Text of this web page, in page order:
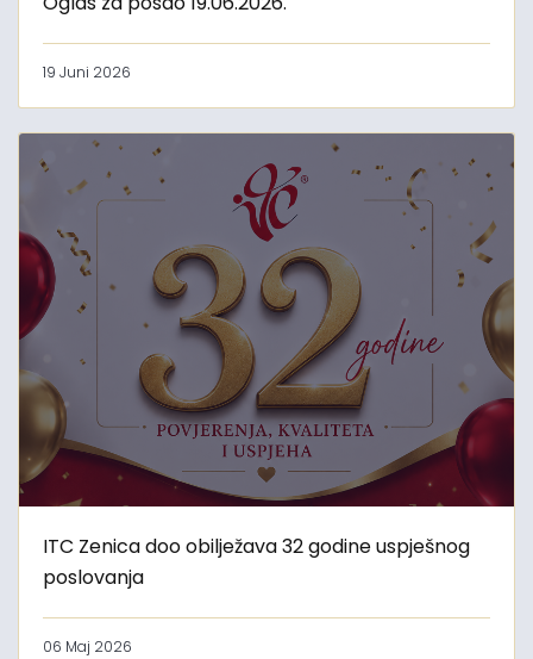
19 Juni 2026
ITC Zenica doo obilježava 32 godine uspješnog
poslovanja
06 Maj 2026